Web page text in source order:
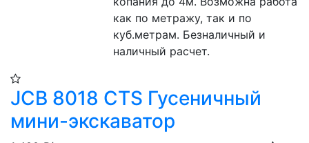
как по метражу, так и по
куб.метрам. Безналичный и
наличный расчет.
JCB 8018 CTS Гусеничный
мини-экскаватор